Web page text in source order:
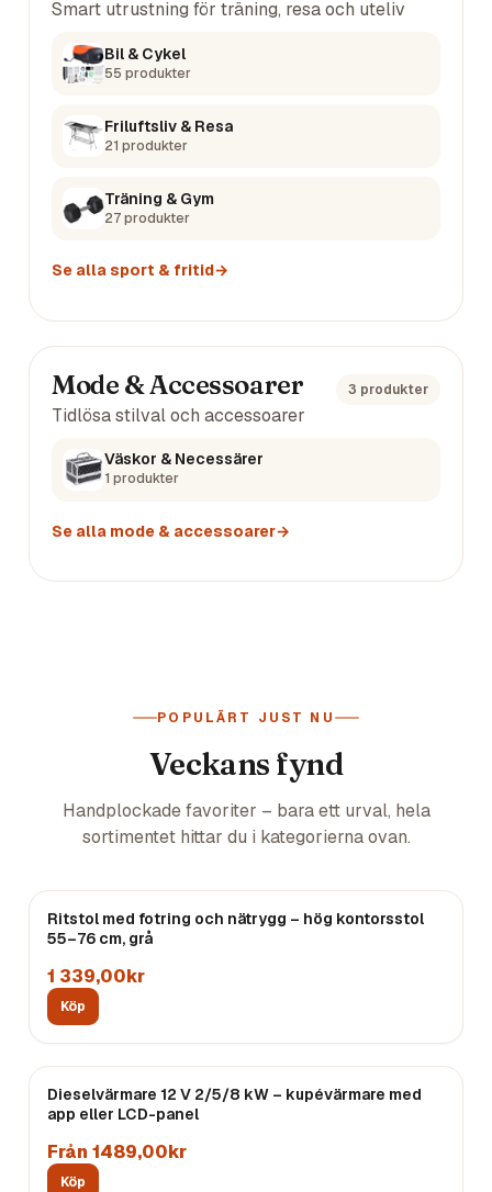
Smart utrustning för träning, resa och uteliv
Bil & Cykel
55 produkter
Friluftsliv & Resa
21 produkter
Träning & Gym
27produkter
Se allasport & fritid→
Mode & Accessoarer 3 produkter
Tidlösa stilval och accessoarer
Väskor & Necessärer
1 produkter
Se alla mode & accessoarer→
POPULÄRT JUST NU
Veckans fynd
Handplockade favoriter – bara ett urval, hela
sortimentet hittar du i kategorierna ovan.
Ritstol med fotring och nätrygg – hög kontorsstol
55–76 cm, grå
1 339,00kr
Köp
Dieselvärmare 12 V 2/5/8 kW – kupévärmare med
app eller LCD-panel
Från 1489,00kr
Köp